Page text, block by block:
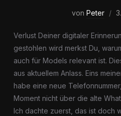
von Peter
Verlust Deiner digitaler
gestohlen wird merkst Du,
auch für Models relevant ist.
aus aktuellem Anlass. Eins
habe eine neue
Moment nicht über die alte
Ich dachte zuerst, das ist doch